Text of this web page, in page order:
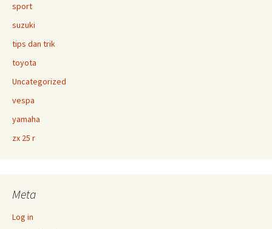
sport
suzuki
tips dan trik
toyota
Uncategorized
vespa
yamaha
zx 25 r
Meta
Log in